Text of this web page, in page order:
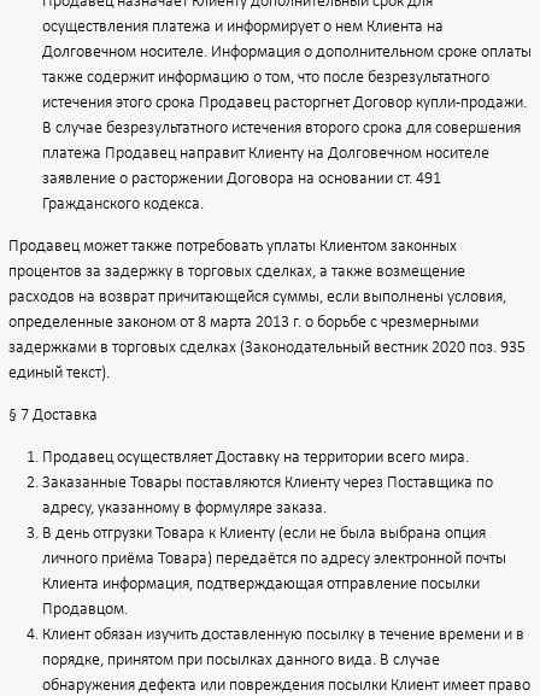
осуществления платежа и информирует о нем Клиента на
Долговечном носителе. Информация о дополнительном сроке оплаты
также содержит информацию о том, что после безрезультатного
истечения этого срока Продавец расторгнет Договор купли-продажи.
В случае безрезультатного истечения второго срока для совершения
платежа Продавец направит Клиенту на Долговечном носителе
заявление о расторжении Договора на основании ст. 491
Гражданского кодекса.
Продавец может также потребовать уплаты Клиентом законных
процентов за задержку в торговых сделках, а также возмещение
расходов на возврат причитающейся суммы, если выполнены условия,
определенные законом от 8 марта 2013 г. о борьбе с чрезмерными
задержками в торговых сделках (Законодательный вестник 2020 поз. 935
единый текст).
§ 7 Доставка
Продавец осуществляет Доставку на территории всего мира.
Заказанные Товары поставляются Клиенту через Поставщика по
адресу, указанному в формуляре заказа.
В день отгрузки Товара к Клиенту (если не была выбрана опция
личного приёма Товара) передаётся по адресу электронной почты
Клиента информация, подтверждающая отправление посылки
Продавцом.
Клиент обязан изучить доставленную посылку в течение времени и в
порядке, принятом при посылках данного вида. В случае
обнаружения дефекта или повреждения посылки Клиент имеет право